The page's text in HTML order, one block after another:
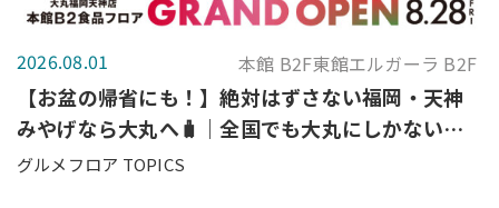
2026.08.01 本館 B2F東館エルガーラ B2F
【お盆の帰省にも！】絶対はずさない福岡・天神
みやげなら大丸へ🧳｜全国でも大丸にしかないも
のから定番銘菓まで一挙ご紹介♪
グルメフロア TOPICS